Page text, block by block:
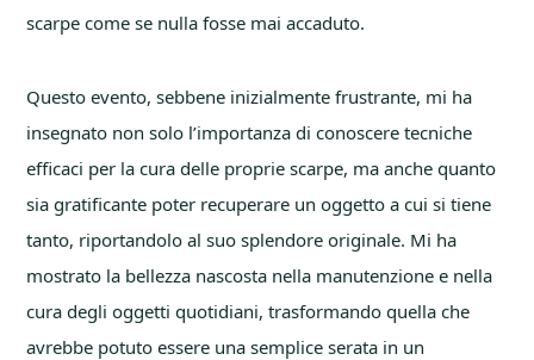
scarpe come se nulla fosse mai accaduto.
Questo evento, sebbene inizialmente frustrante, mi ha
insegnato non solo l’importanza di conoscere tecniche
efficaci per la cura delle proprie scarpe, ma anche quanto
sia gratificante poter recuperare un oggetto a cui si tiene
tanto, riportandolo al suo splendore originale. Mi ha
mostrato la bellezza nascosta nella manutenzione e nella
cura degli oggetti quotidiani, trasformando quella che
avrebbe potuto essere una semplice serata in un